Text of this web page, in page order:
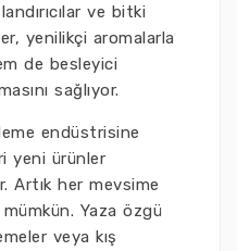
ve bitki
yenilikçi aromalarla
de besleyici
sağlıyor.
endüstrisine
yeni ürünler
Artık her mevsime
Yaza özgü
veya kış